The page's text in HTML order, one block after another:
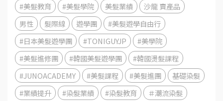
#美髮教育
#美髮學院 美髮業績
沙龍 賣產品
男性
髮際線 遊學團
#美髮遊學自由行
#日本美髮遊學團
#TONIGUYJP
#美學院
#美髮進修團
#韓國美髮遊學團
#韓國燙髮課程
#JUNOACADEMY
#美髮課程 #美髮進團
基礎染髮
#業績提升
#染髮業績 #染髮教育
＃潮流染髮